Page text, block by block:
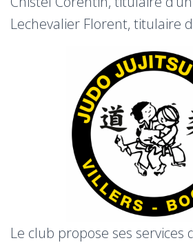
Lechevalier Florent, titulaire
Le club propose ses services